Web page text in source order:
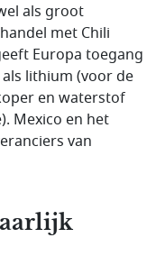
als groot
met Chili
Europa toegang
lithium (voor de
en waterstof
Mexico en het
van